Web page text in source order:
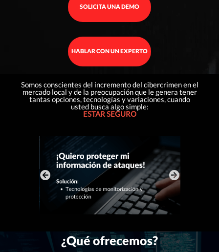
SOLICITA UNA DEMO
HABLAR CON UN EXPERTO
Somos conscientes del incremento del cibercrimen en el
mercado local y de la preocupación que le genera tener
tantas opciones, tecnologías y variaciones, cuando
usted busca algo simple:
ESTAR SEGURO
¿Qué ofrecemos?